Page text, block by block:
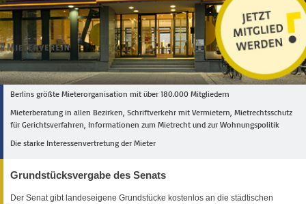
Berlins größte Mieterorganisation mit über 180.000 Mitgliedern
Mieterberatung in allen Bezirken, Schriftverkehr mit Vermietern, Mietrechtsschutz
für Gerichtsverfahren, Informationen zum Mietrecht und zur Wohnungspolitik
Die starke Interessenvertretung der Mieter
Grundstücksvergabe des Senats
Der Senat gibt landeseigene Grundstücke kostenlos an die städtischen